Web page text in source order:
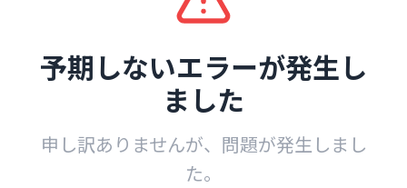
予期しないエラーが発生し
ました
申し訳ありませんが、問題が発生しまし
た。